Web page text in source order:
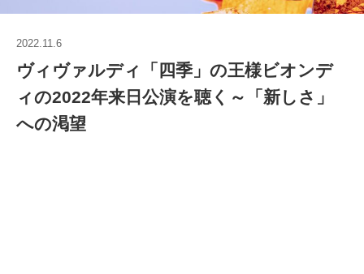
2022.11.6
ヴィヴァルディ「四季」の王様ビオンデ
ィの2022年来日公演を聴く～「新しさ」
への渇望